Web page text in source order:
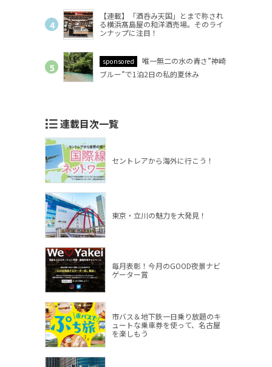
【連載】「酒呑み天国」とまで称され
る横浜髙島屋の和洋酒売場。そのライ
ンナップに注目！
sponsored
唯一無二の水の青さ”神崎
ブルー”で1泊2日の私的夏休み
連載目次一覧
セントレアから海外に行こう！
東京・立川の魅力を大発見！
毎月表彰！今月のGOOD夜景ナビ
ゲーター賞
市バス＆地下鉄一日乗り放題のキ
ュートな乗車券を使って、名古屋
を楽しもう